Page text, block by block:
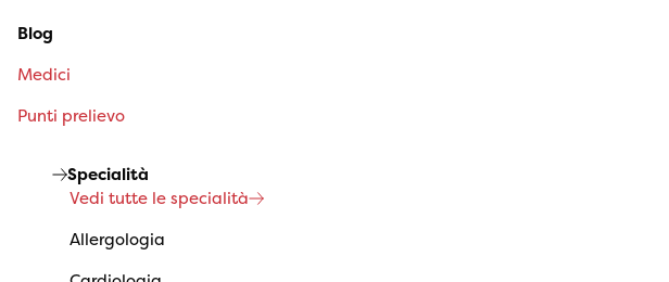
Blog
Medici
Punti prelievo
Specialità
Vedi tutte le specialità
Allergologia